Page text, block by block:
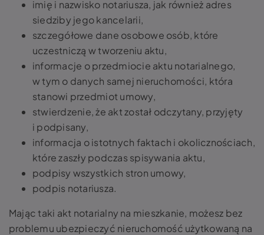
imię i nazwisko notariusza, jak również adres
siedziby jego kancelarii,
szczegółowe dane osobowe osób, które
uczestniczą w tworzeniu aktu,
informacje o przedmiocie aktu notarialnego,
w tym o danych samej nieruchomości, która
stanowi przedmiot umowy,
stwierdzenie, że akt został odczytany, przyjęty
i podpisany,
informacja o istotnych faktach i okolicznościach,
które zaszły podczas spisywania aktu,
podpisy wszystkich stron umowy,
podpis notariusza.
Mając taki akt notarialny na mieszkanie, możesz bez
problemu ubezpieczyć nieruchomość użytkowaną na